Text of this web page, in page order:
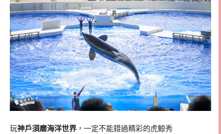
玩神戶須磨海洋世界 ，一定不能錯過精彩的虎鯨秀